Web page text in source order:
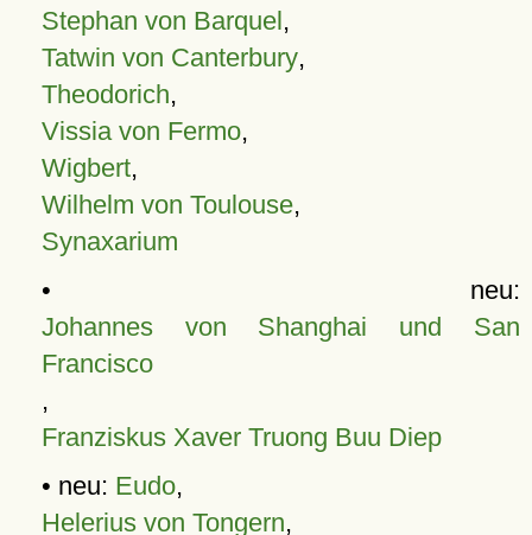
Stephan von Barquel,
Tatwin von Canterbury,
Theodorich,
Vissia von Fermo,
Wigbert,
Wilhelm von Toulouse,
Synaxarium
• neu:
Johannes von Shanghai und San
Francisco
,
Franziskus Xaver Truong Buu Diep
• neu: Eudo,
Helerius von Tongern,